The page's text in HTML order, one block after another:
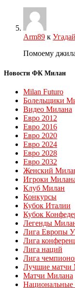
Arm89 к
Помоему
Новости ФК Милан
Milan Futuro
Болельщики
Видео Милана
Евро 2012
Евро 2016
Евро 2020
Евро 2024
Евро 2028
Евро 2032
Женский
Игроки
Клуб Милан
Конкурсы
Кубок Италии
Кубок
Легенды
Лига Европы
Лига
Лига наций
Лига
Лучшие матчи
Матчи Милана
Национальные